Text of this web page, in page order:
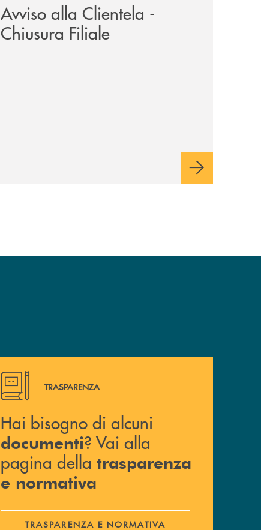
Avviso alla Clientela -
Chiusura Filiale
Hai bisogno di alcuni documenti ? Vai alla pagina della
TRASPARENZA
Hai bisogno di alcuni
documenti? Vai alla
pagina della trasparenza
e normativa
TRASPARENZA E NORMATIVA